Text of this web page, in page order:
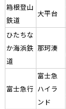
箱根登山
鉄道
大平台
ひたちな
か海浜鉄
道
那珂湊
富士急行
富士急
ハイラ
ンド